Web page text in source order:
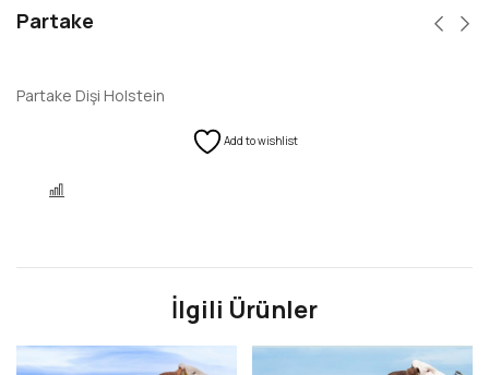
Partake
Partake Dişi Holstein
Add to wishlist
İlgili Ürünler